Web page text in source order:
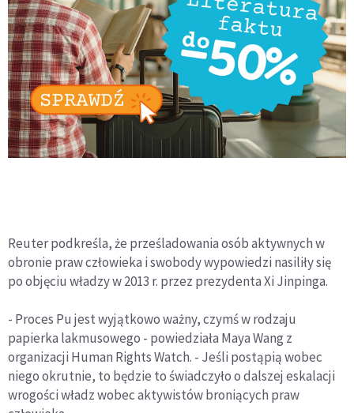
Reuter podkreśla, że prześladowania osób aktywnych w
obronie praw człowieka i swobody wypowiedzi nasiliły się
po objęciu władzy w 2013 r. przez prezydenta Xi Jinpinga.
- Proces Pu jest wyjątkowo ważny, czymś w rodzaju
papierka lakmusowego - powiedziała Maya Wang z
organizacji Human Rights Watch. - Jeśli postąpią wobec
niego okrutnie, to będzie to świadczyło o dalszej eskalacji
wrogości władz wobec aktywistów broniących praw